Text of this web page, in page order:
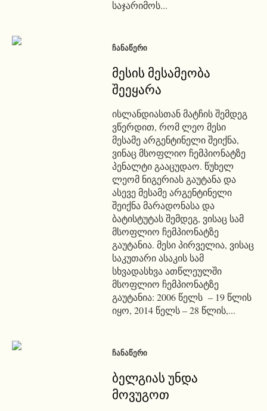
საჯარიმოს...
ᲩᲐᲜᲐᲬᲔᲠᲘ
მესის მესამეობა
შეეყარა
ისლანდიასთან მატჩის შემდეგ
ვწერდით, რომ ლეო მესი
მესამე არგენტინელი შეიქნა,
ვინაც მსოფლიო ჩემპიონატზე
პენალტი გააცუდაო. წუხელ
ლეომ ნიგერიას გაუტანა და
ასევე მესამე არგენტინელი
შეიქნა მარადონასა და
ბატისტუტას შემდეგ, ვისაც სამ
მსოფლიო ჩემპიონატზე
გაუტანია. მესი პირველია, ვისაც
საკუთარი ასაკის სამ
სხვადასხვა ათწლეულში
მსოფლიო ჩემპიონატზე
გაუტანია: 2006 წელს – 19 წლის
იყო, 2014 წელს – 28 წლის,...
ᲩᲐᲜᲐᲬᲔᲠᲘ
ბელგიას უნდა
მოვუგოთ